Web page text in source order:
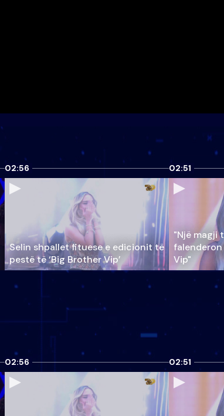
02:56
Selin shpallet fituese e edicionit të
pestë të ‘Big Brother Vip’
02:51
"Një magji
Vip"
02:56 02:51